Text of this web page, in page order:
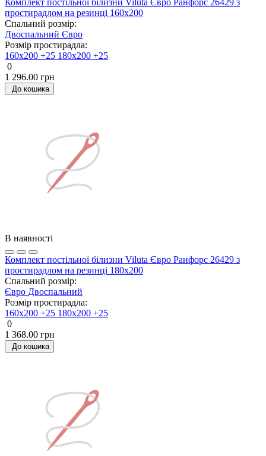
Комплект постільної білизни Viluta Євро Ранфорс 26429 з
простирадлом на резинці 160х200
Спальний розмір:
Двоспальний Євро
Розмір простирадла:
160х200 +25 180х200 +25
0
1 296.00 грн
До кошика
В наявності
Комплект постільної білизни Viluta Євро Ранфорс 26429 з
простирадлом на резинці 180х200
Спальний розмір:
Євро Двоспальний
Розмір простирадла:
160х200 +25 180х200 +25
0
1 368.00 грн
До кошика